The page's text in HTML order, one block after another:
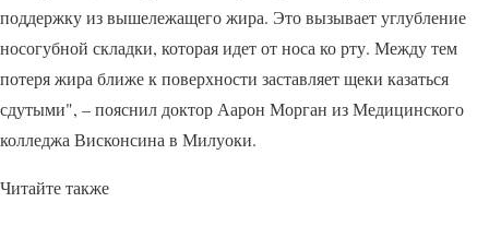
поддержку из вышележащего жира. Это вызывает углубление
носогубной складки, которая идет от носа ко рту. Между тем
потеря жира ближе к поверхности заставляет щеки казаться
сдутыми", – пояснил доктор Аарон Морган из Медицинского
колледжа Висконсина в Милуоки.
Читайте также